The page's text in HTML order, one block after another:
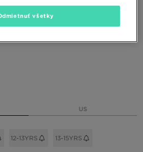
JACKET JUNIOR
US
12-13YRS 13-15YRS
všetky